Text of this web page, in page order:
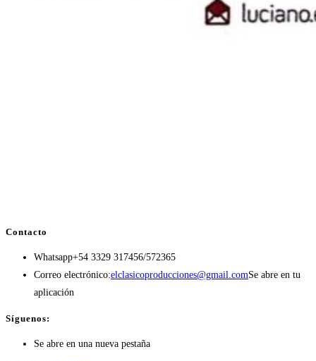
Contacto
Whatsapp+54 3329 317456/572365
Correo electrónico:elclasicoproducciones@gmail.comSe abre en tu
aplicación
Síguenos:
Se abre en una nueva pestaña